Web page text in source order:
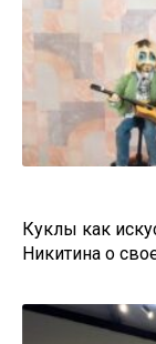
Куклы как
Никитина о